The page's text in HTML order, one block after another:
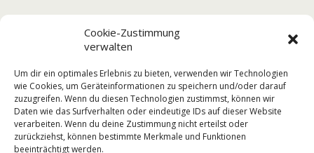
Cookie-Zustimmung
verwalten
Um dir ein optimales Erlebnis zu bieten, verwenden wir Technologien
wie Cookies, um Geräteinformationen zu speichern und/oder darauf
zuzugreifen. Wenn du diesen Technologien zustimmst, können wir
Daten wie das Surfverhalten oder eindeutige IDs auf dieser Website
verarbeiten. Wenn du deine Zustimmung nicht erteilst oder
zurückziehst, können bestimmte Merkmale und Funktionen
beeinträchtigt werden.
Religiöses, tierisches und musikalisches
Leipzig (Halle Nr. 5)
KEINE ANTWORT